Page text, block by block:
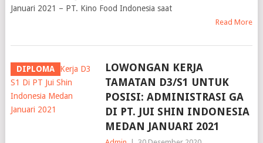
Januari 2021 – PT. Kino Food Indonesia saat
Read More
DIPLOMA
LOWONGAN KERJA
TAMATAN D3/S1 UNTUK
POSISI: ADMINISTRASI GA
DI PT. JUI SHIN INDONESIA
MEDAN JANUARI 2021